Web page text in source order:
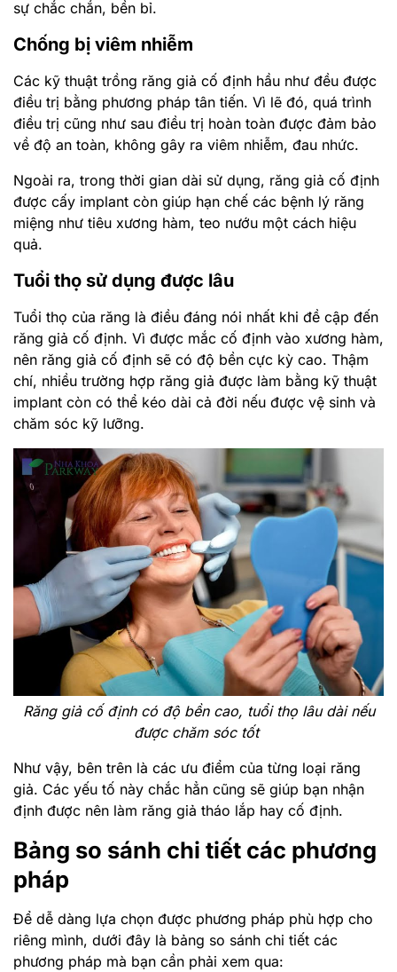
sự chắc chắn, bền bỉ.
Chống bị viêm nhiễm
Các kỹ thuật trồng răng giả cố định hầu như đều được
điều trị bằng phương pháp tân tiến. Vì lẽ đó, quá trình
điều trị cũng như sau điều trị hoàn toàn được đảm bảo
về độ an toàn, không gây ra viêm nhiễm, đau nhức.
Ngoài ra, trong thời gian dài sử dụng, răng giả cố định
được cấy implant còn giúp hạn chế các bệnh lý răng
miệng như tiêu xương hàm, teo nướu một cách hiệu
quả.
Tuổi thọ sử dụng được lâu
Tuổi thọ của răng là điều đáng nói nhất khi đề cập đến
răng giả cố định. Vì được mắc cố định vào xương hàm,
nên răng giả cố định sẽ có độ bền cực kỳ cao. Thậm
chí, nhiều trường hợp răng giả được làm bằng kỹ thuật
implant còn có thể kéo dài cả đời nếu được vệ sinh và
chăm sóc kỹ lưỡng.
Răng giả cố định có độ bền cao, tuổi thọ lâu dài nếu
được chăm sóc tốt
Như vậy, bên trên là các ưu điểm của từng loại răng
giả. Các yếu tố này chắc hẳn cũng sẽ giúp bạn nhận
định được nên làm răng giả tháo lắp hay cố định.
Bảng so sánh chi tiết các phương
pháp
Để dễ dàng lựa chọn được phương pháp phù hợp cho
riêng mình, dưới đây là bảng so sánh chi tiết các
phương pháp mà bạn cần phải xem qua: